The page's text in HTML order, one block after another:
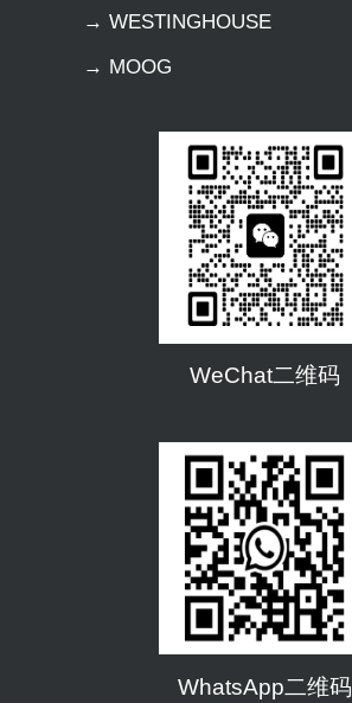
→ WESTINGHOUSE
→ MOOG
WeChat二维码
WhatsApp二维码